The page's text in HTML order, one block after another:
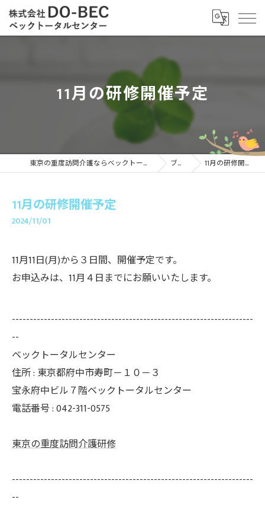
11月の研修開催予定
東京の重度訪問介護ならベックトータルセンター ブログ 11月の研修開催予定
11月の研修開催予定
2024/11/01
11月11日(月)から３日間、開催予定です。
お申込みは、11月４日までにお願いいたします。
--------------------------------------------------------------------
--
ベックトータルセンター
住所 : 東京都府中市寿町－１０－３
宝永府中ビル７階ベックトータルセンター
電話番号 : 042-311-0575
東京の重度訪問介護研修
--------------------------------------------------------------------
--